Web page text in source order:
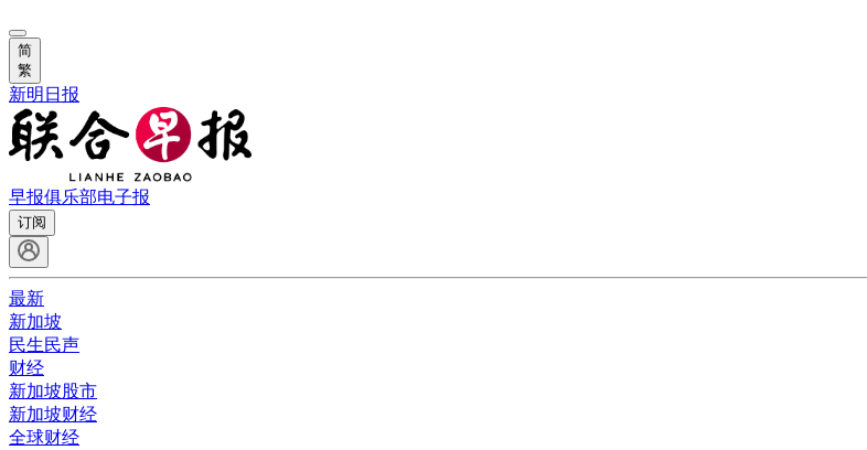
简
繁
新明日报
早报俱乐部电子报
订阅
最新
新加坡
民生民声
财经
新加坡股市
新加坡财经
全球财经